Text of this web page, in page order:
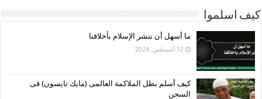
كيف اسلموا
ما أسهل أن ننشر الإسلام بأخلاقنا
12 أغسطس، 2024
كيف أسلم بطل الملاكمة العالمى (مايك تايسون) فى
السجن